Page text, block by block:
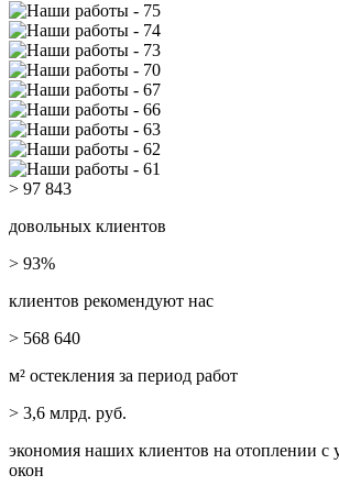
> 97 843
довольных клиентов
> 93%
клиентов рекомендуют нас
> 568 640
м² остекления за период работ
> 3,6 млрд. руб.
экономия наших клиентов на отоплении с
окон